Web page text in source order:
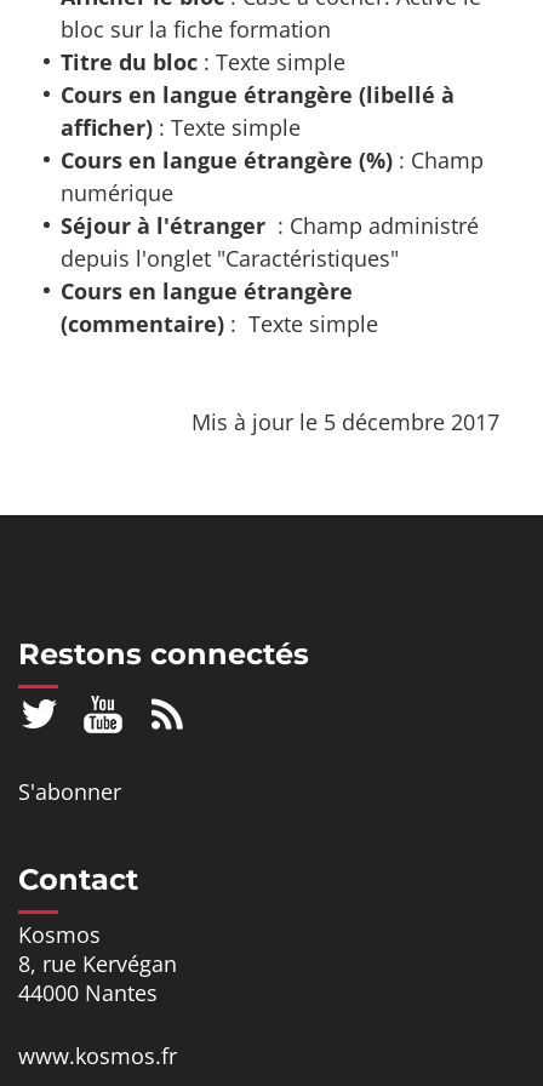
bloc sur la fiche formation
Titre du bloc : Texte simple
Cours en langue étrangère (libellé à
afficher) : Texte simple
Cours en langue étrangère (%) : Champ
numérique
Séjour à l'étranger : Champ administré
depuis l'onglet "Caractéristiques"
Cours en langue étrangère
(commentaire) : Texte simple
Mis à jour le 5 décembre 2017
Restons connectés
S'abonner
Contact
Kosmos
8, rue Kervégan
44000 Nantes
www.kosmos.fr